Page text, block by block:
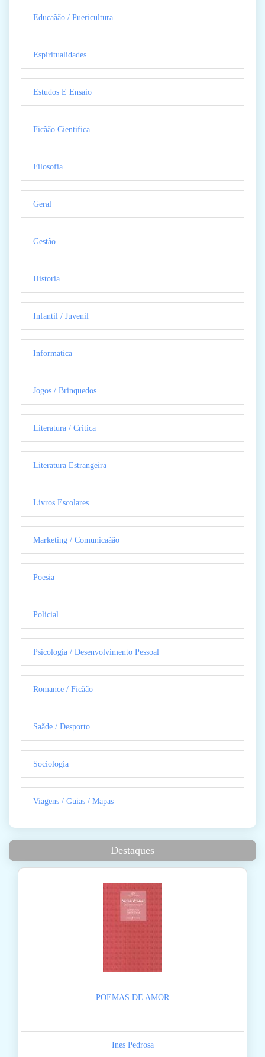
Educaãão / Puericultura
Espiritualidades
Estudos E Ensaio
Ficãão Cientifica
Filosofia
Geral
Gestão
Historia
Infantil / Juvenil
Informatica
Jogos / Brinquedos
Literatura / Critica
Literatura Estrangeira
Livros Escolares
Marketing / Comunicaãão
Poesia
Policial
Psicologia / Desenvolvimento Pessoal
Romance / Ficãão
Saãde / Desporto
Sociologia
Viagens / Guias / Mapas
Destaques
POEMAS DE AMOR
Ines Pedrosa